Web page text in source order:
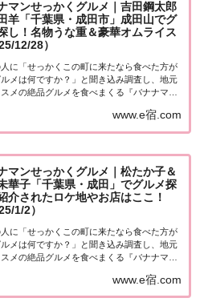
マンせっかくグルメ｜吉田鋼太郎
羊「千葉県・成田市」成田山でグ
し！名物うな重＆豪華オムライス
12/28）
に「せっかくこの町に来たなら食べた方が
メは何ですか？」と聞き込み調査し、地元
メの絶品グルメを食べまくる『バナナマン
せっかくグルメ』は吉田鋼太郎＆吉田羊が千
田山で絶品グルメを満喫！知られざる...
www.e宿.com
マンせっかくグルメ｜松たか子＆
華子「千葉県・成田」でグルメ探
介されたロケ地やお店はここ！
1/2）
に「せっかくこの町に来たなら食べた方が
メは何ですか？」と聞き込み調査し、地元
メの絶品グルメを食べまくる『バナナマン
っかくグルメ 新春SP』は松たか子＆多部未
葉県・成田で絶品グルメを満喫！超ふ...
www.e宿.com